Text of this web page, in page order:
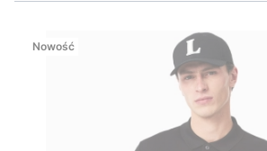
Nowość